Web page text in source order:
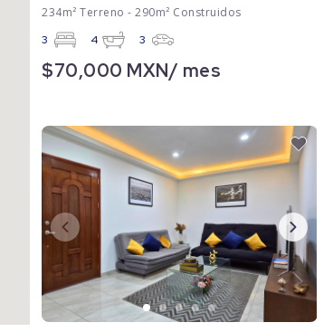
234m² Terreno - 290m² Construidos
3 4 3
$70,000 MXN/ mes